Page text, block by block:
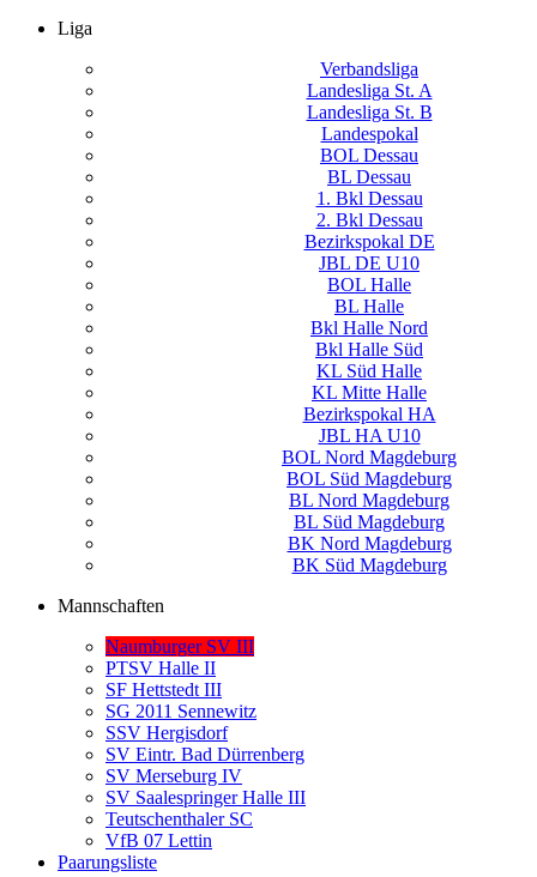
Liga
Verbandsliga
Landesliga St. A
Landesliga St. B
Landespokal
BOL Dessau
BL Dessau
1. Bkl Dessau
2. Bkl Dessau
Bezirkspokal DE
JBL DE U10
BOL Halle
BL Halle
Bkl Halle Nord
Bkl Halle Süd
KL Süd Halle
KL Mitte Halle
Bezirkspokal HA
JBL HA U10
BOL Nord Magdeburg
BOL Süd Magdeburg
BL Nord Magdeburg
BL Süd Magdeburg
BK Nord Magdeburg
BK Süd Magdeburg
Mannschaften
Naumburger SV III
PTSV Halle II
SF Hettstedt III
SG 2011 Sennewitz
SSV Hergisdorf
SV Eintr. Bad Dürrenberg
SV Merseburg IV
SV Saalespringer Halle III
Teutschenthaler SC
VfB 07 Lettin
Paarungsliste